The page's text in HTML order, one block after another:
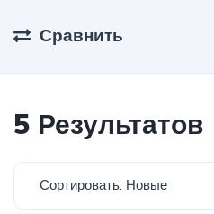
Сравнить
5 Результатов
Сортировать: Новые